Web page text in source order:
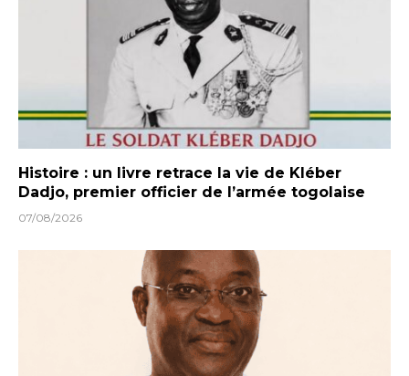
Histoire : un livre retrace la vie de Kléber
Dadjo, premier officier de l’armée togolaise
07/08/2026